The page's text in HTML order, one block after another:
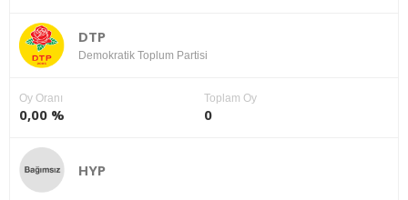
DTP
Demokratik Toplum Partisi
Oy Oranı
0,00 %
Toplam Oy
0
HYP